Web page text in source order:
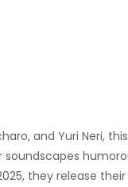
and Yuri Neri,
soundscapes
they release